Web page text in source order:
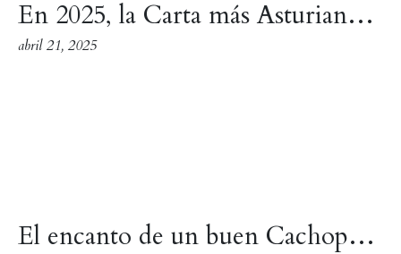
En 2025, la Carta más Asturiana que nunca
abril 21, 2025
El encanto de un buen Cachopo Asturiano